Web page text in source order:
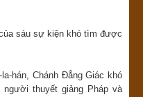
sáu sự kiện khó tìm được
hán, Chánh Đẳng Giác khó
thuyết giảng Pháp và